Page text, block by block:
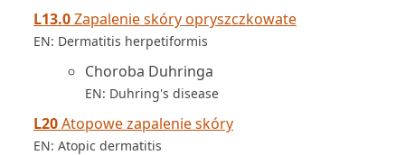
L13.0Zapalenie skóry opryszczkowate
EN: Dermatitis herpetiformis
Choroba Duhringa
EN: Duhring's disease
L20Atopowe zapalenie skóry
EN: Atopic dermatitis